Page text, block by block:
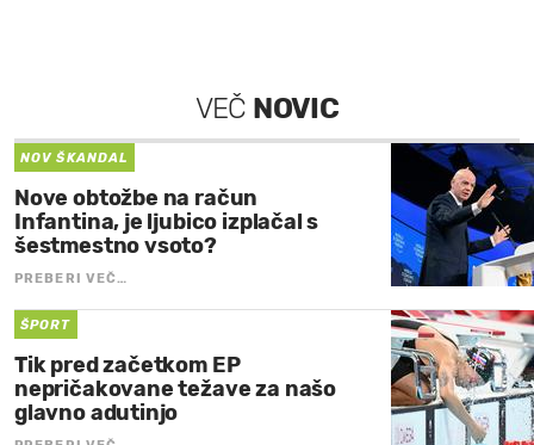
VEČ NOVIC
NOV ŠKANDAL
Nove obtožbe na račun
Infantina, je ljubico izplačal s
šestmestno vsoto?
PREBERI VEČ…
ŠPORT
Tik pred začetkom EP
nepričakovane težave za našo
glavno adutinjo